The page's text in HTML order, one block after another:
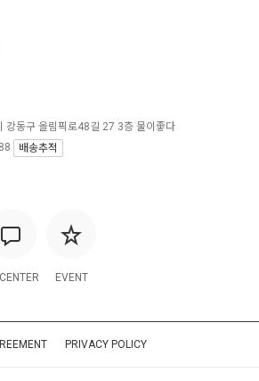
EVENT
강동구 올림픽로48길 27 3층 물이좋다
배송추적
PRIVACY POLICY